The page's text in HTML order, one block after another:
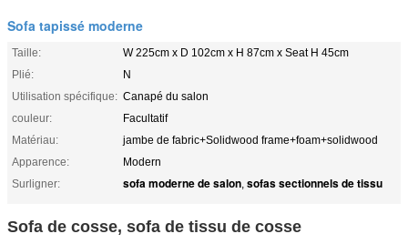
Sofa tapissé moderne
Taille:
W 225cm x D 102cm x H 87cm x Seat H 45cm
Plié:
N
Utilisation spécifique: Canapé du salon
couleur:
Facultatif
Matériau:
jambe de fabric+Solidwood frame+foam+solidwood
Apparence:
Modern
Surligner:
sofa moderne de salon, sofas sectionnels de tissu
Sofa de cosse, sofa de tissu de cosse